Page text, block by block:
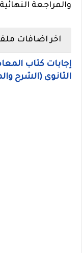
والمراجعة
اخر اضافات
إجابات كتاب
الثانوى (الشرح